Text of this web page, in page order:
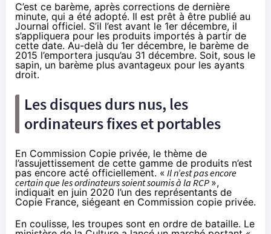
C’est ce barème, après corrections de dernière
minute, qui a été adopté. Il est prêt à être publié au
Journal officiel. S’il l’est avant le 1er décembre, il
s’appliquera pour les produits importés à partir de
cette date. Au-delà du 1er décembre, le barème de
2015 l’emportera jusqu’au 31 décembre. Soit, sous le
sapin, un barème plus avantageux pour les ayants
droit.
Les disques durs nus, les
ordinateurs fixes et portables
En Commission Copie privée, le thème de
l’assujettissement de cette gamme de produits n’est
pas encore acté officiellement. « Il n’est pas encore
certain que les ordinateurs soient soumis à la RCP »,
indiquait en juin 2020 l’un des représentants de
Copie France, siégeant en Commission copie privée.
En coulisse, les troupes sont en ordre de bataille. Le